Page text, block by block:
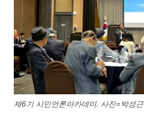
제6기 시민언론아카데미. 사진=박성근